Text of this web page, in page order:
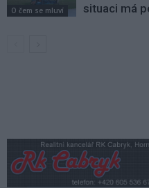
O čem se mluví
situaci má